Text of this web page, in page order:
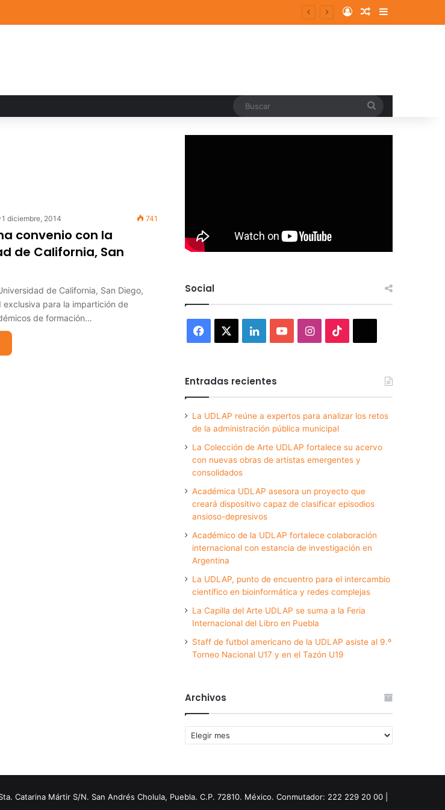
su acervo con nuevas obras de artistas emergentes y consolidados Log InRandom Article
Sidebar
1 diciembre, 2014 741
convenio con la
de California, San
de California, San Diego,
exclusiva para la impartición de
de formación…
Social
Facebook LinkedInYouTubeInstagram
Entradas recientes
La UDLAP reúne a expertos para analizar los retos
de la administración pública municipal
La Colección de Arte UDLAP fortalece su acervo
con nuevas obras de artistas emergentes y
consolidados
Académica UDLAP asesora un proyecto que
creará dispositivo capaz de clasificar episodios
ansioso-depresivos
Académico de la UDLAP fortalece colaboración
internacional con estancia de investigación en
Argentina
La UDLAP, punto de encuentro para el intercambio
científico en bioinformática y redes complejas
La Capilla del Arte UDLAP se suma a la Feria
Internacional del Libro en Puebla
Staff de futbol americano de la UDLAP asiste al 9.º
Torneo Nacional U17 y en el Tazón U19
Archivos
Archivos
Catarina Mártir S/N. San Andrés Cholula, Puebla. C.P. 72810. México. Conmutador: 222 229 20 00 |